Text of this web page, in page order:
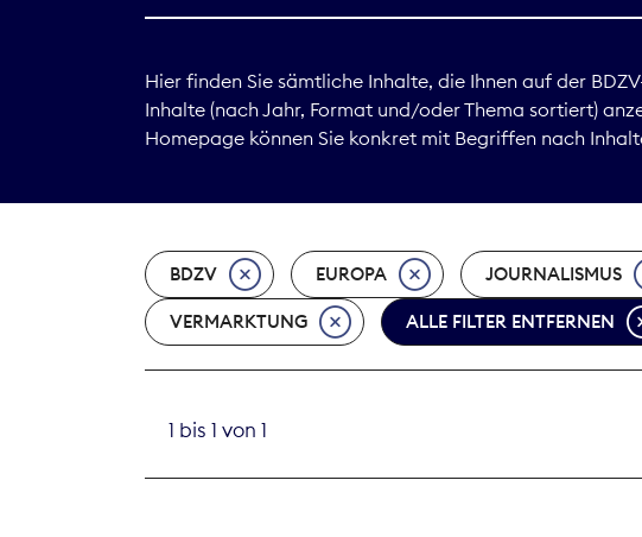
Service
Hier finden Sie sämtliche Inhalte, die Ihnen auf der
Inhalte (nach Jahr, Format und/oder Thema sortiert)
Homepage können Sie konkret mit Begriffen nach
BDZV EUROPA JOURNALISMUS
VERMARKTUNG ALLE FILTER ENTFERNEN
1 bis 1 von 1